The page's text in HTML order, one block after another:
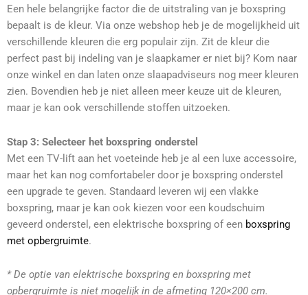
Een hele belangrijke factor die de uitstraling van je boxspring
bepaalt is de kleur. Via onze webshop heb je de mogelijkheid uit
verschillende kleuren die erg populair zijn. Zit de kleur die
perfect past bij indeling van je slaapkamer er niet bij? Kom naar
onze winkel en dan laten onze slaapadviseurs nog meer kleuren
zien. Bovendien heb je niet alleen meer keuze uit de kleuren,
maar je kan ook verschillende stoffen uitzoeken.
Stap 3: Selecteer het boxspring onderstel
Met een TV-lift aan het voeteinde heb je al een luxe accessoire,
maar het kan nog comfortabeler door je boxspring onderstel
een upgrade te geven. Standaard leveren wij een vlakke
boxspring, maar je kan ook kiezen voor een koudschuim
geveerd onderstel, een elektrische boxspring of een boxspring
met opbergruimte.
* De optie van elektrische boxspring en boxspring met
opbergruimte is niet mogelijk in de afmeting 120×200 cm.